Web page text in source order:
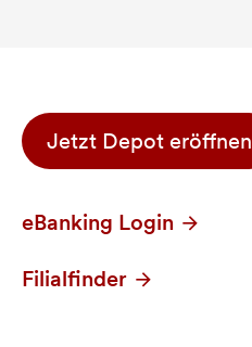
Jetzt Depot eröffnen
eBanking Login
Filialfinder